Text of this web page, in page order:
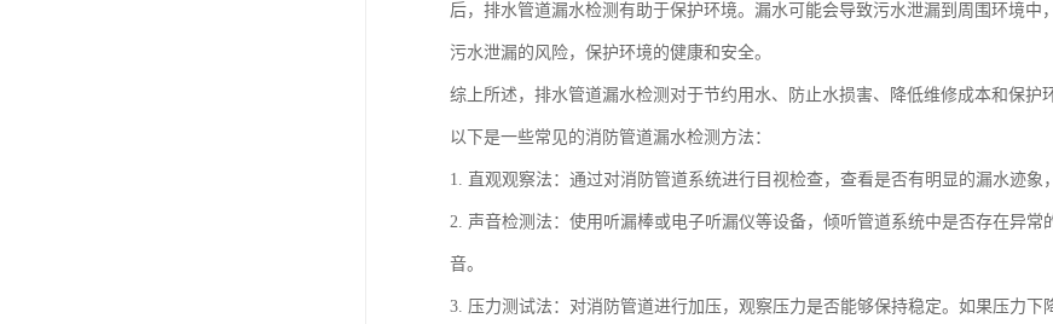
后，排水管道漏水检测有助于保护环境。漏水可能会导致污水泄漏到周围环境
污水泄漏的风险，保护环境的健康和安全。
综上所述，排水管道漏水检测对于节约用水、防止水损害、降低维修成本和保护
以下是一些常见的消防管道漏水检测方法：
1. 直观观察法：通过对消防管道系统进行目视检查，查看是否有明显的漏水迹象
2. 声音检测法：使用听漏棒或电子听漏仪等设备，倾听管道系统中是否存在异
音。
3. 压力测试法：对消防管道进行加压，观察压力是否能够保持稳定。如果压力下